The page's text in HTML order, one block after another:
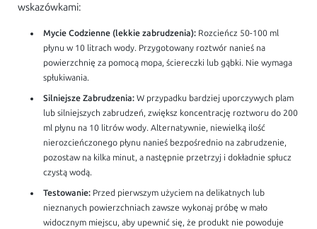
wskazówkami:
Mycie Codzienne (lekkie zabrudzenia): Rozcieńcz 50-100 ml
płynu w 10 litrach wody. Przygotowany roztwór nanieś na
powierzchnię za pomocą mopa, ściereczki lub gąbki. Nie wymaga
spłukiwania.
Silniejsze Zabrudzenia: W przypadku bardziej uporczywych plam
lub silniejszych zabrudzeń, zwiększ koncentrację roztworu do 200
ml płynu na 10 litrów wody. Alternatywnie, niewielką ilość
nierozcieńczonego płynu nanieś bezpośrednio na zabrudzenie,
pozostaw na kilka minut, a następnie przetrzyj i dokładnie spłucz
czystą wodą.
Testowanie: Przed pierwszym użyciem na delikatnych lub
nieznanych powierzchniach zawsze wykonaj próbę w mało
widocznym miejscu, aby upewnić się, że produkt nie powoduje